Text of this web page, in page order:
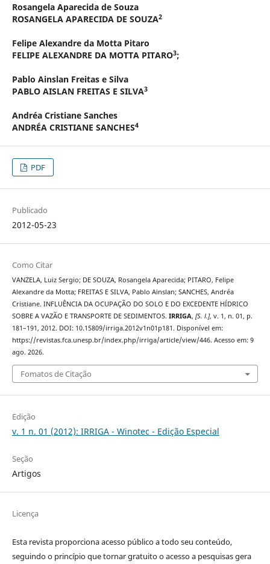
Rosangela Aparecida de Souza
ROSANGELA APARECIDA DE SOUZA2
Felipe Alexandre da Motta Pitaro
FELIPE ALEXANDRE DA MOTTA PITARO3;
Pablo Ainslan Freitas e Silva
PABLO AISLAN FREITAS E SILVA3
Andréa Cristiane Sanches
ANDRÉA CRISTIANE SANCHES4
PDF
Publicado
2012-05-23
Como Citar
VANZELA, Luiz Sergio; DE SOUZA, Rosangela Aparecida; PITARO, Felipe
Alexandre da Motta; FREITAS E SILVA, Pablo Ainslan; SANCHES, Andréa
Cristiane. INFLUÊNCIA DA OCUPAÇÃO DO SOLO E DO EXCEDENTE HÍDRICO
SOBRE A VAZÃO E TRANSPORTE DE SEDIMENTOS. IRRIGA, [S. l.], v. 1, n. 01, p.
181–191, 2012. DOI: 10.15809/irriga.2012v1n01p181. Disponível em:
https://revistas.fca.unesp.br/index.php/irriga/article/view/446. Acesso em: 9
ago. 2026.
Fomatos de Citação
Edição
v. 1 n. 01 (2012): IRRIGA - Winotec - Edição Especial
Seção
Artigos
Licença
Esta revista proporciona acesso público a todo seu conteúdo,
seguindo o princípio que tornar gratuito o acesso a pesquisas gera